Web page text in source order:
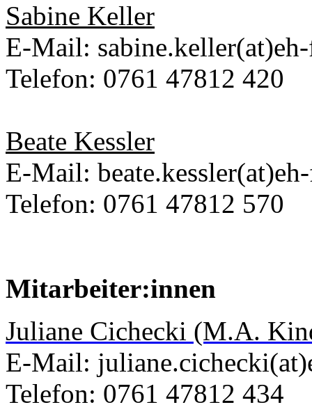
Sabine Keller
E-Mail:
Telefon: 0761 47812 420
Beate Kessler
E-Mail:
Telefon: 0761 47812 570
Mitarbeiter:innen
Juliane Cichecki (M.A.
E-Mail:
Telefon: 0761 47812 434